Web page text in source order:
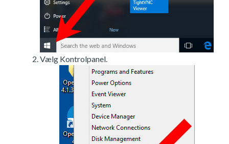
Vælg Kontrolpanel.